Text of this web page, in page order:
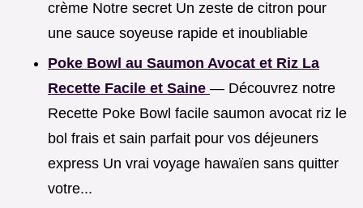
crème Notre secret Un zeste de citron pour
une sauce soyeuse rapide et inoubliable
Poke Bowl au Saumon Avocat et Riz La
Recette Facile et Saine — Découvrez notre
Recette Poke Bowl facile saumon avocat riz le
bol frais et sain parfait pour vos déjeuners
express Un vrai voyage hawaïen sans quitter
votre...